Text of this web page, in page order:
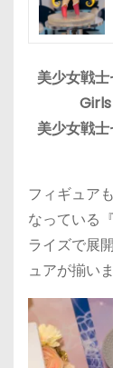
美少女戦
Girls
美少女戦
フィギュア
なっている
ライズで展
ュアが揃いま